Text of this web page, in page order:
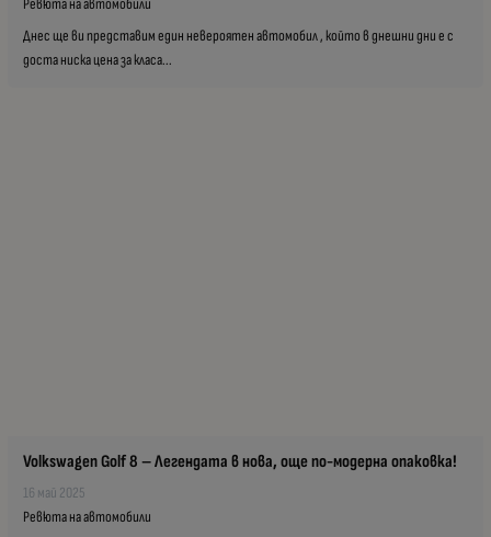
Днес ще ви представим един невероятен автомобил , който в днешни дни е с
доста ниска цена за класа...
Volkswagen Golf 8 – Легендата в нова, още по-модерна опаковка!
16 май 2025
Ревюта на автомобили